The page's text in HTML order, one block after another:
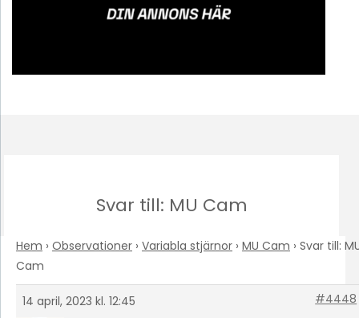
Svar till: MU Cam
Hem › Observationer › Variabla stjärnor › MU Cam › Svar till:
Cam
14 april, 2023 kl. 12:45
#4448